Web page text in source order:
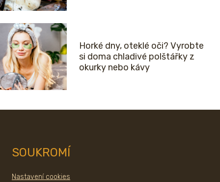
Horké dny, oteklé oči? Vyrobte
si doma chladivé polštářky z
okurky nebo kávy
SOUKROMÍ
Nastavení cookies